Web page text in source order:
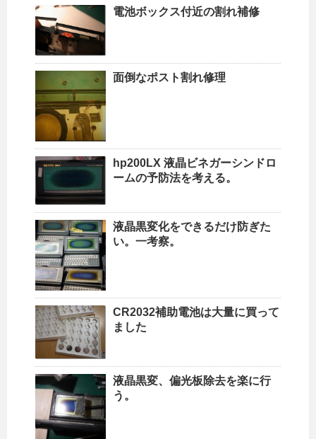
電池ボックス付近の割れ補修
面倒なポスト割れ修理
hp200LX 液晶ビネガーシンドロ
ームの予防法を考える。
液晶黒変化をできるだけ防ぎた
い。一考察。
CR2032補助電池は大量に買って
ました
液晶黒変、偏光板除去を楽に行
う。